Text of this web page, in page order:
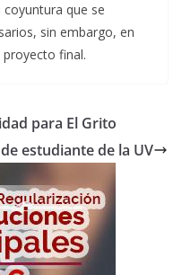
que se
sin embargo, en
final.
para El Grito
estudiante de la UV